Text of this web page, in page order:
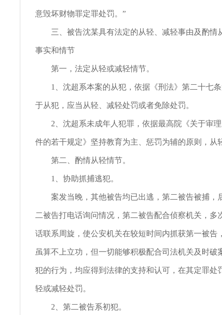
意毁坏财物罪定罪处罚。”
三、被告沈某具有法定的从轻、减轻事由及酌情
事实和情节
第一，法定从轻或减轻情节。
1、沈超系本案的从犯，依据《刑法》第二十七条
于从犯，应当从轻、减轻处罚或者免除处罚。
2、沈超系未成年人犯罪，依据最高院《关于审理
件的若干规定》坚持教育为主、惩罚为辅的原则，从
第二、酌情从轻情节。
1、协助抓捕逃犯。
案发当晚，其他被告均已出逃，第二被告被捕，
二被告打电话询问情况，第二被告配合侦察机关，多
话联系周旋，使公安机关在较短时间内抓获第一被告
虽算不上立功，但一切能够积极配合司法机关及时破
犯的行为，均应得到法律的支持和认可，在其定罪处
轻或减轻处罚。
2、第二被告系初犯。